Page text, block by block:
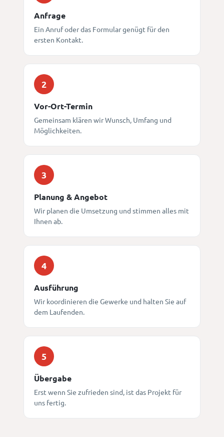
Anfrage
Ein Anruf oder das Formular genügt für den
ersten Kontakt.
2
Vor-Ort-Termin
Gemeinsam klären wir Wunsch, Umfang und
Möglichkeiten.
3
Planung & Angebot
Wir planen die Umsetzung und stimmen alles mit
Ihnen ab.
4
Ausführung
Wir koordinieren die Gewerke und halten Sie auf
dem Laufenden.
5
Übergabe
Erst wenn Sie zufrieden sind, ist das Projekt für
uns fertig.